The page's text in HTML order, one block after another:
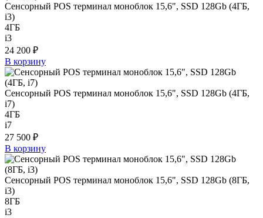
Сенсорный POS терминал моноблок 15,6", SSD 128Gb (4ГБ,
i3)
4ГБ
i3
24 200 ₽
В корзину
Сенсорный POS терминал моноблок 15,6", SSD 128Gb (4ГБ,
i7)
4ГБ
i7
27 500 ₽
В корзину
Сенсорный POS терминал моноблок 15,6", SSD 128Gb (8ГБ,
i3)
8ГБ
i3